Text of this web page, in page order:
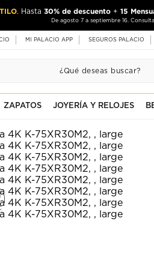
. Hasta 30% de descuento+ 15
De agosto 7 a septiembre 16.
MI PALACIO APP SEGUROS PALACIO
ZAPATOS JOYERÍA Y RELOJES